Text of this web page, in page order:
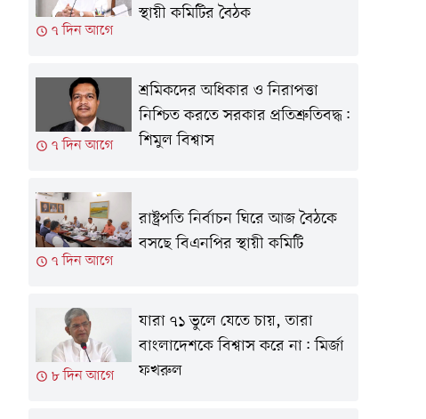
৭ দিন আগে
স্থায়ী কমিটির বৈঠক
৭ দিন আগে
শ্রমিকদের অধিকার ও নিরাপত্তা
নিশ্চিত করতে সরকার প্রতিশ্রুতিবদ্ধ:
শিমুল বিশ্বাস
৭ দিন আগে
রাষ্ট্রপতি নির্বাচন ঘিরে আজ বৈঠকে
বসছে বিএনপির স্থায়ী কমিটি
৮ দিন আগে
যারা ৭১ ভুলে যেতে চায়, তারা
বাংলাদেশকে বিশ্বাস করে না: মির্জা
ফখরুল